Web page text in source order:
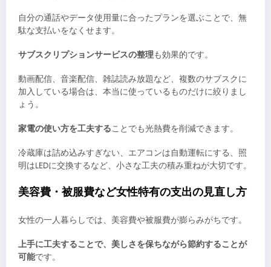
自分の通話やデータ使用量に合ったプランを選ぶことで、無
駄な支払いをなくせます。
サブスクリプションサービスの整理も効果的です。
動画配信、音楽配信、雑誌読み放題など、複数のサブスクに
加入している場合は、本当に使っているものだけに絞りまし
ょう。
家電の使い方を工夫することでも光熱費を削減できます。
冷蔵庫は詰め込みすぎない、エアコンは自動運転にする、照
明はLEDに交換するなど、小さな工夫の積み重ねが大切です。
美容費・被服費など女性特有の支出の見直し方
女性の一人暮らしでは、美容費や被服費が膨らみがちです。
上手に工夫することで、美しさを保ちながら節約することが
可能です。